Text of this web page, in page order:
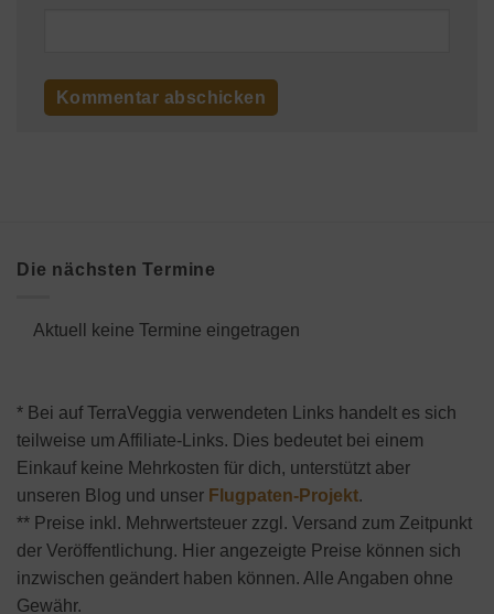
Die nächsten Termine
Aktuell keine Termine eingetragen
* Bei auf TerraVeggia verwendeten Links handelt es sich
teilweise um Affiliate-Links. Dies bedeutet bei einem
Einkauf keine Mehrkosten für dich, unterstützt aber
unseren Blog und unser Flugpaten-Projekt.
** Preise inkl. Mehrwertsteuer zzgl. Versand zum Zeitpunkt
der Veröffentlichung. Hier angezeigte Preise können sich
inzwischen geändert haben können. Alle Angaben ohne
Gewähr.